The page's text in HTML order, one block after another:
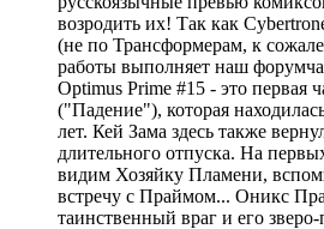
возродить их! Так как
(не по Трансформерам, к
работы выполняет наш
Optimus Prime #15 - это первая
("Падение"), которая
лет. Кей Зама здесь также
длительного отпуска. На
видим Хозяйку Пламени,
встречу с Праймом... Оникс
таинственный враг и его